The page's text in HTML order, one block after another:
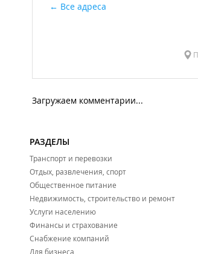
Все адреса
Загружаем комментарии...
РАЗДЕЛЫ
Транспорт и перевозки
Отдых, развлечения, спорт
Общественное питание
Недвижимость, строительство и ремонт
Услуги населению
Финансы и страхование
Снабжение компаний
Для бизнеса